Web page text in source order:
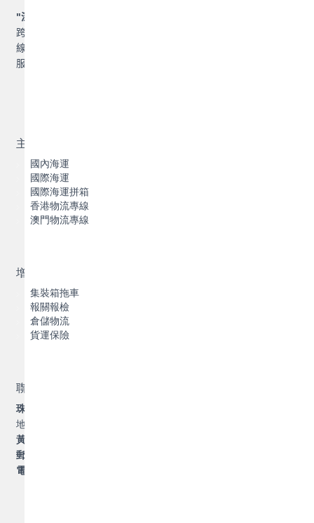
"深耕灣區，聯通世界
跨境物流解決方案，包括集裝箱國內海運、國際海運，香港專
線、澳門專線，並提供拖車，報關報檢，倉儲，保險等增值物流
服務。
主營業務
國內海運
國際海運
國際海運拼箱
香港物流專線
澳門物流專線
增值服務
集裝箱拖車
報關報檢
倉儲物流
貨運保險
聯繫我們
珠海橫琴博豐物流有限公司
地址：珠海市香洲區前山翠景路
黃經理
郵箱
電話